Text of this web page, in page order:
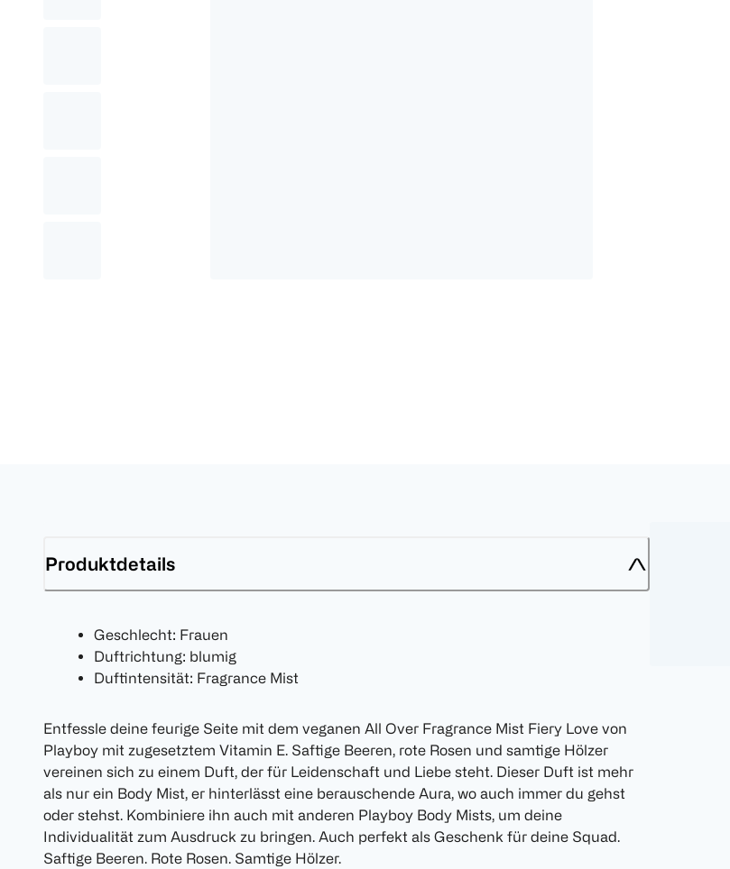
Produktdetails
Geschlecht: Frauen
Duftrichtung: blumig
Duftintensität: Fragrance Mist
Entfessle deine feurige Seite mit dem veganen All Over Fragrance Mist Fiery Love von
Playboy mit zugesetztem Vitamin E. Saftige Beeren, rote Rosen und samtige Hölzer
vereinen sich zu einem Duft, der für Leidenschaft und Liebe steht. Dieser Duft ist mehr
als nur ein Body Mist, er hinterlässt eine berauschende Aura, wo auch immer du gehst
oder stehst. Kombiniere ihn auch mit anderen Playboy Body Mists, um deine
Individualität zum Ausdruck zu bringen. Auch perfekt als Geschenk für deine Squad.
Saftige Beeren. Rote Rosen. Samtige Hölzer.